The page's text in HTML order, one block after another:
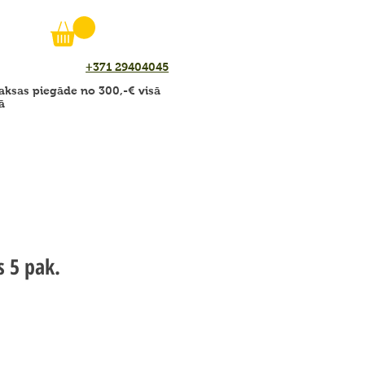
+371 29404045
piegāde no 300,-€ visā
5 pak.